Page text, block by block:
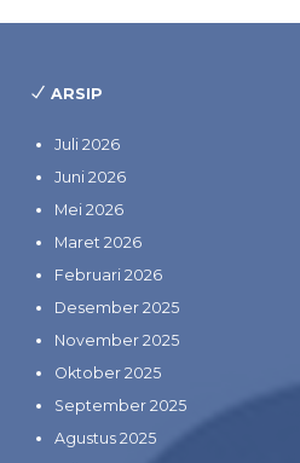
ARSIP
Juli 2026
Juni 2026
Mei 2026
Maret 2026
Februari 2026
Desember 2025
November 2025
Oktober 2025
September 2025
Agustus 2025